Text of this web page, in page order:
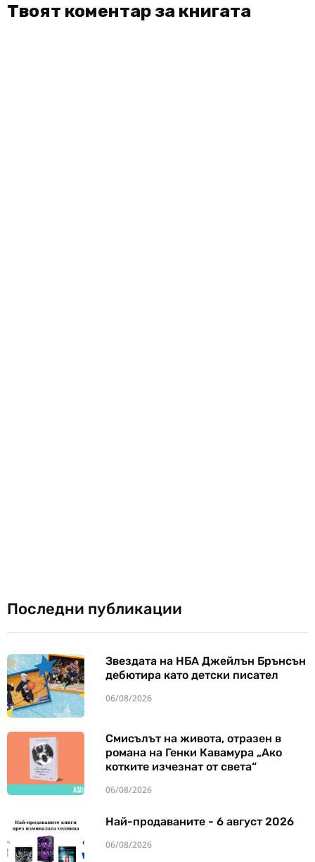
Твоят коментар за книгата
Последни публикации
Звездата на НБА Джейлън Брънсън
дебютира като детски писател
06/08/2026
Смисълът на живота, отразен в
романа на Генки Кавамура „Ако
котките изчезнат от света“
06/08/2026
Най-продаваните - 6 август 2026
06/08/2026